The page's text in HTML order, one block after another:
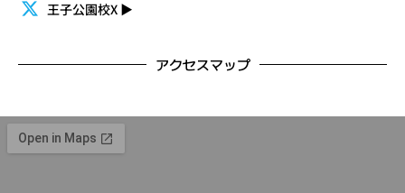
王子公園校X ▶
アクセスマップ